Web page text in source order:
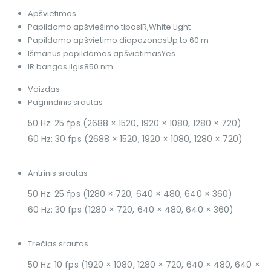
Apšvietimas
Papildomo apšviešimo tipasIR,White Light
Papildomo apšvietimo diapazonasUp to 60 m
Išmanus papildomas apšvietimasYes
IR bangos ilgis850 nm
Vaizdas
Pagrindinis srautas
50 Hz: 25 fps (2688 × 1520, 1920 × 1080, 1280 × 720)
60 Hz: 30 fps (2688 × 1520, 1920 × 1080, 1280 × 720)
Antrinis srautas
50 Hz: 25 fps (1280 × 720, 640 × 480, 640 × 360)
60 Hz: 30 fps (1280 × 720, 640 × 480, 640 × 360)
Trečias srautas
50 Hz: 10 fps (1920 × 1080, 1280 × 720, 640 × 480, 640 ×